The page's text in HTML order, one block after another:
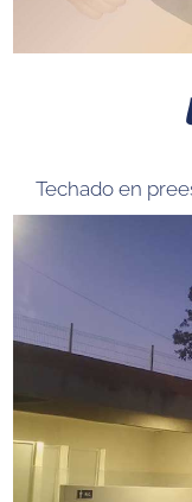
Techado en